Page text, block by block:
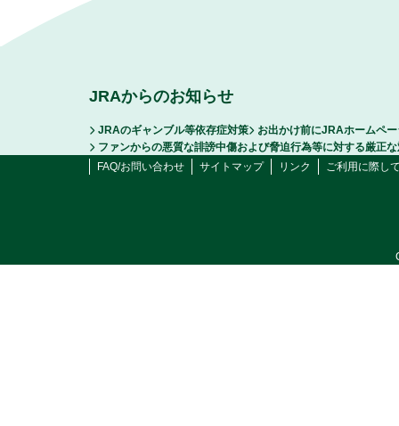
JRAからのお知らせ
JRAのギャンブル等依存症対策
お出かけ前にJRAホームペ
ファンからの悪質な誹謗中傷および脅迫行為等に対する厳正
FAQ/お問い合わせ
サイトマップ リンク ご利用に際し